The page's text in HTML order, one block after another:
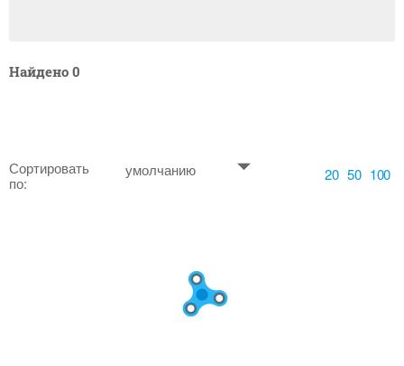
Найдено 0
Сортировать
по:
умолчанию 20 50 100